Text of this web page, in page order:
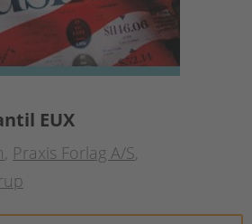
EUX
Praxis Forlag A/S